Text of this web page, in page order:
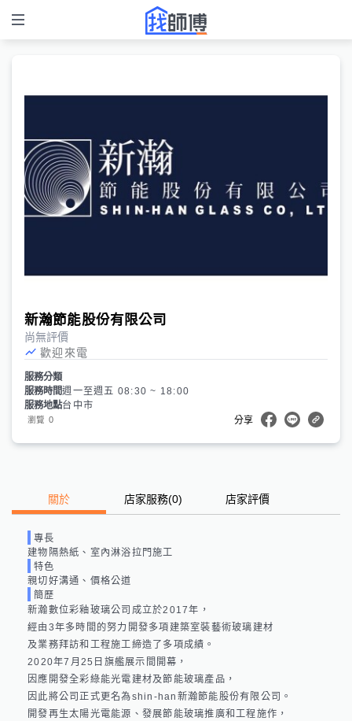
新瀚節能股份有限公司
尚無評價
歡迎來電
服務分類
服務時間週一至週五 08:30 ~ 18:00
服務地點台中市
瀏覽 0 分享
關於 店家服務(0) 店家評價
專長
建物隔熱紙、室內淋浴拉門施工
特色
親切好溝通、價格公道
簡歷
新瀚數位彩釉玻璃公司成立於2017年，
經由3年多時間的努力開發多項建築室裝藝術玻璃建材
及業務拜訪和工程施工締造了多項成績。
2020年7月25日旗艦展示間開幕，
因應開發全彩綠能光電建材及節能玻璃產品，
因此將公司正式更名為shin-han新瀚節能股份有限公司。
開發再生太陽光電能源、發展節能玻璃推廣和工程施作，